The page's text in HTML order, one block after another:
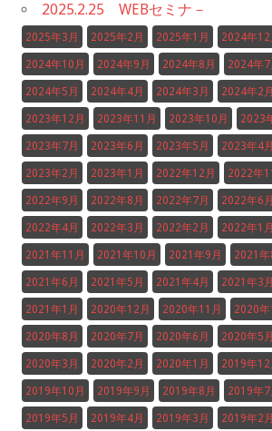
2025.2.25 WEBセミナ－
2025年3月 2025年2月 2025年1月 2024年12
2024年10月 2024年9月 2024年8月 2024年7
2024年5月 2024年4月 2024年3月 2024年2月
2023年12月 2023年11月 2023年10月 2023
2023年7月 2023年6月 2023年5月 2023年4月
2023年2月 2023年1月 2022年12月 2022年
2022年9月 2022年8月 2022年7月 2022年6月
2022年4月 2022年3月 2022年2月 2022年1月
2021年11月 2021年10月 2021年9月 2021年
2021年6月 2021年5月 2021年4月 2021年3月
2021年1月 2020年12月 2020年11月 2020年
2020年8月 2020年7月 2020年6月 2020年5月
2020年3月 2020年2月 2020年1月 2019年12
2019年10月 2019年9月 2019年8月 2019年7
2019年5月 2019年4月 2019年3月 2019年2月